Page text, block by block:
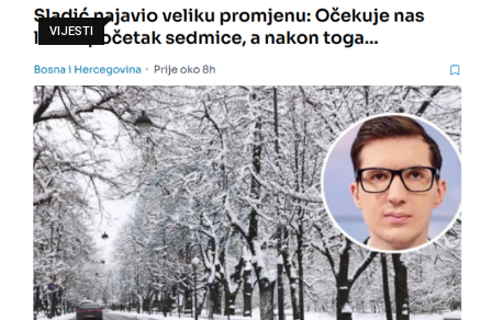
VIJESTI